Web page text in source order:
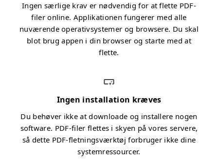
Ingen særlige krav er nødvendig for at flette PDF-
filer online. Applikationen fungerer med alle
nuværende operativsystemer og browsere. Du skal
blot brug appen i din browser og starte med at
flette.
Ingen installation kræves
Du behøver ikke at downloade og installere nogen
software. PDF-filer flettes i skyen på vores servere,
så dette PDF-fletningsværktøj forbruger ikke dine
systemressourcer.